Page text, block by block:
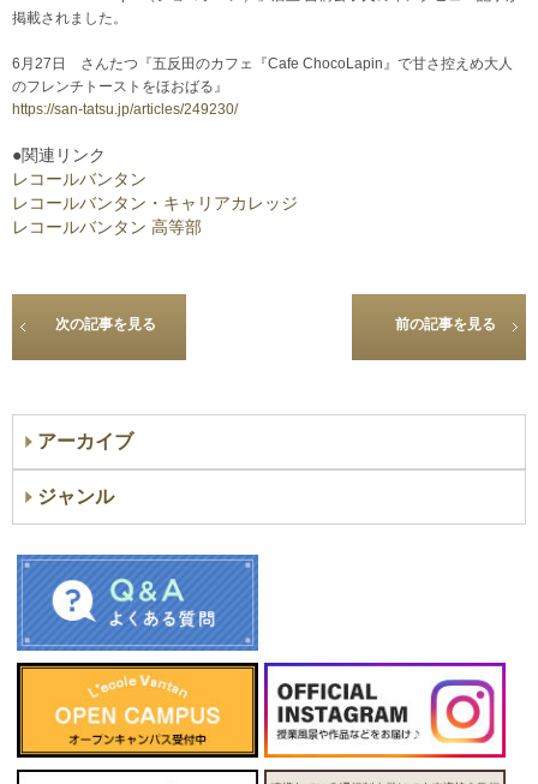
掲載されました。
6月27日 さんたつ『五反田のカフェ『Cafe ChocoLapin』で甘さ控えめ大人
のフレンチトーストをほおばる』
https://san-tatsu.jp/articles/249230/
●関連リンク
レコールバンタン
レコールバンタン・キャリアカレッジ
レコールバンタン 高等部
次の記事を見る 前の記事を見る
アーカイブ
ジャンル